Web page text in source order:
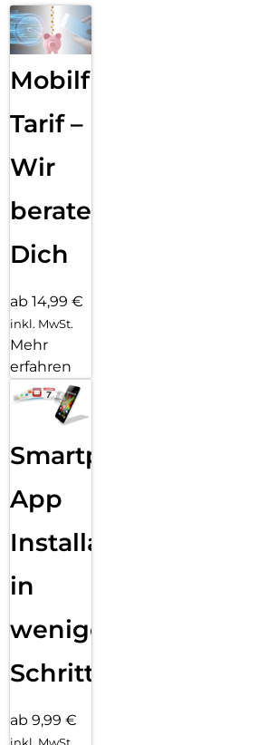
Mobilfunk
Tarif –
Wir
beraten
Dich
ab 14,99 €
inkl. MwSt.
Mehr
erfahren
Smartphone
App
Installation
in
wenigen
Schritten
ab 9,99 €